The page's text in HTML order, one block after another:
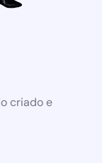
criado e